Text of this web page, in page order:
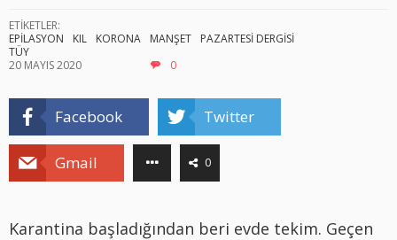
ETİKETLER:
EPİLASYON
KIL KORONA MANŞET
PAZARTESİ DERGİSİ
TÜY
20 MAYIS 2020
0
Facebook Twitter
Gmail 0
Karantina başladığından beri evde tekim. Geçen